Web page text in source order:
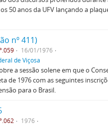
50 anos da UFV lançando a
nº 411)
16/01/1976
de Viçosa
a sessão solene em que o
de 1976 com as seguintes
para o Brasil.
1976